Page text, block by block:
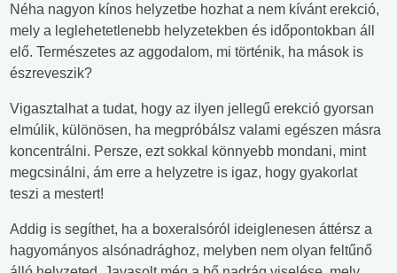
Néha nagyon kínos helyzetbe hozhat a nem kívánt erekció,
mely a leglehetetlenebb helyzetekben és időpontokban áll
elő. Természetes az aggodalom, mi történik, ha mások is
észreveszik?
Vigasztalhat a tudat, hogy az ilyen jellegű erekció gyorsan
elmúlik, különösen, ha megpróbálsz valami egészen másra
koncentrálni. Persze, ezt sokkal könnyebb mondani, mint
megcsinálni, ám erre a helyzetre is igaz, hogy gyakorlat
teszi a mestert!
Addig is segíthet, ha a boxeralsóról ideiglenesen áttérsz a
hagyományos alsónadrághoz, melyben nem olyan feltűnő